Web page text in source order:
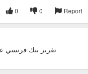
Report
0
0
تقرير بنك فرنسي